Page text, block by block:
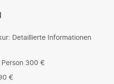
Detaillierte Informationen
300 €
€